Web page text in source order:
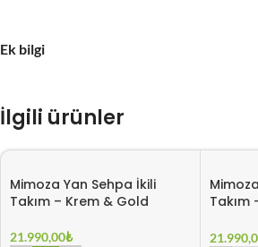
Ek bilgi
İlgili ürünler
Mimoza Yan Sehpa İkili
Takım – Krem & Gold
21.990,00₺
Takım